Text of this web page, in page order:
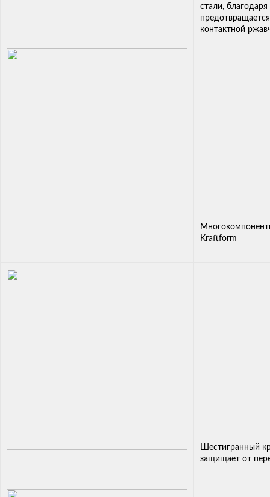
стали, благодаря
контактной
Kraftform
Шестигранный
защищает от